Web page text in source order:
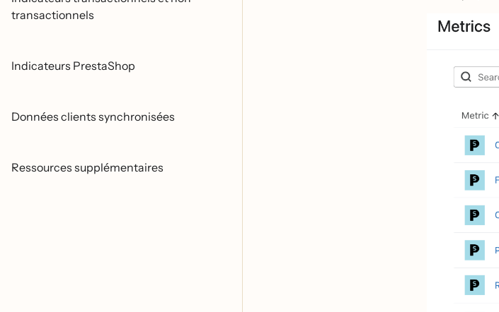
transactionnels
Indicateurs PrestaShop
Données clients synchronisées
Ressources supplémentaires